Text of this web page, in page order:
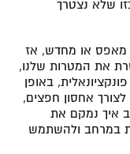
שלא נצטרך
מאפס או מחדש, אז
את המטרות שלנו,
באופן
אחסון חפצים,
איך נמקם את
במרחב ולהשתמש